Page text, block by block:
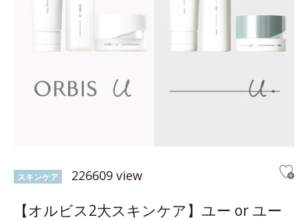
スキンケア 226609 view
【オルビス2大スキンケア】ユー or ユー